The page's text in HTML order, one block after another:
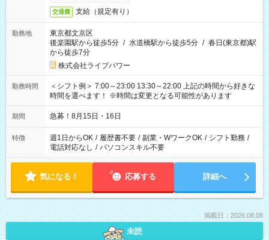
交通費 支給（規定有り）
勤務地
東京都文京区
後楽園駅から徒歩5分 / 水道橋駅から徒歩5分 / 春日(東京都)駅
から徒歩7分
株式会社ライブパワー
勤務時間
＜シフト例＞ 7:00～23:00 13:30～22:00 上記の時間から好きな
時間を選べます！ ※時間は変更となる可能性があります
期間 急募！8月15日・16日
特徴 週1日からOK / 履歴書不要 / 副業・WワークOK / シフト勤務 /
電話対応なし / パソコンスキル不要
気になる！ 応募する 詳細へ
掲載日：2026.08.08
未読